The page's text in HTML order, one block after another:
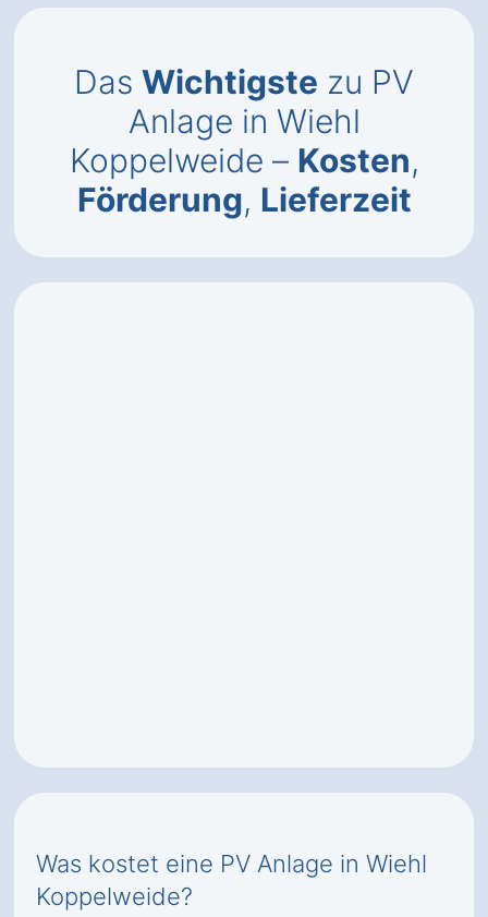
Das Wichtigste zu PV
Anlage in Wiehl
Koppelweide – Kosten,
Förderung, Lieferzeit
Was kostet eine PV Anlage in Wiehl
Koppelweide?